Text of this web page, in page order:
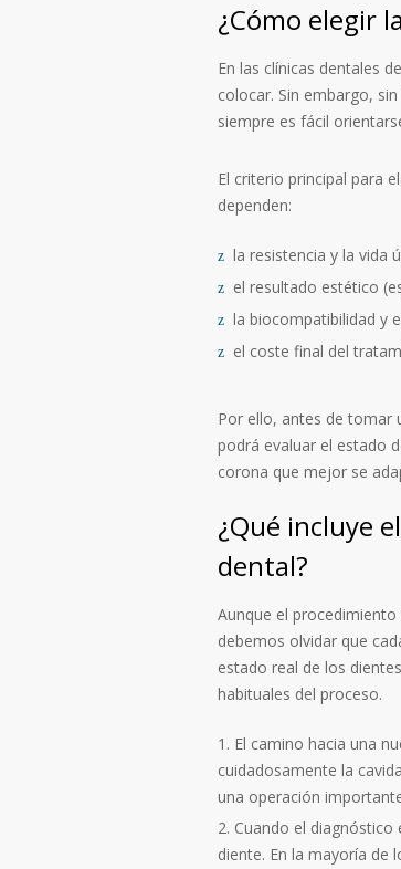
¿Cómo elegir
En las clínicas dentales
colocar. Sin embargo,
siempre es fácil
El criterio principal para
dependen:
la resistencia y la vida
el resultado estético
la biocompatibilidad y
el coste final del
Por ello, antes de tomar
podrá evaluar el estado
corona que mejor se
¿Qué incluye
dental?
Aunque el
debemos olvidar que
estado real de los
habituales del proceso.
El camino hacia una
cuidadosamente la
una operación
Cuando el diagnóstico
diente. En la mayoría de